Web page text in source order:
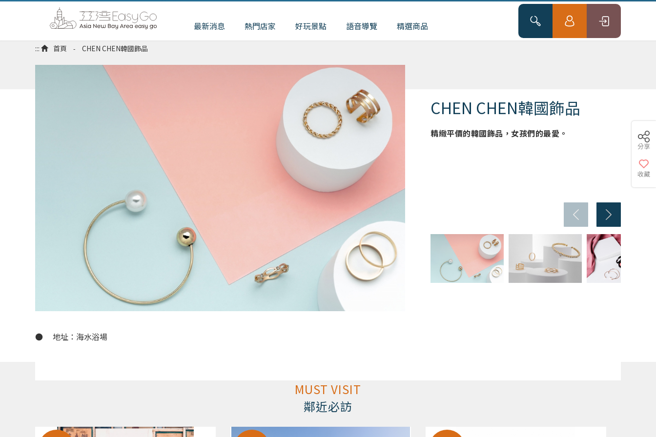
最新消息 熱門店家 好玩景點 語音導覽 精選商品
::: 首頁 - CHEN CHEN韓國飾品
CHEN CHEN韓國飾品
精緻平價的韓國飾品，女孩們的最愛。
● 地址：海水浴場
MUST VISIT
鄰近必訪
分享
收藏